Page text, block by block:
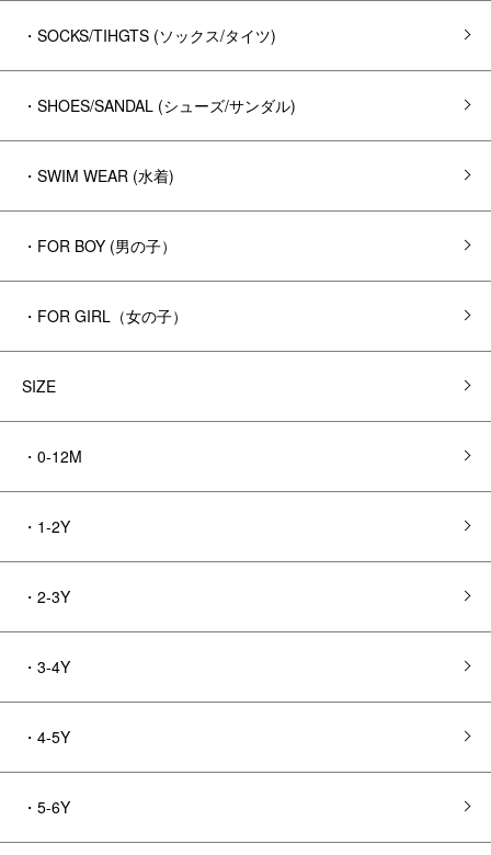
・SOCKS/TIHGTS (ソックス/タイツ)
・SHOES/SANDAL (シューズ/サンダル)
・SWIM WEAR (水着)
・FOR BOY (男の子）
・FOR GIRL（女の子）
SIZE
・0-12M
・1-2Y
・2-3Y
・3-4Y
・4-5Y
・5-6Y